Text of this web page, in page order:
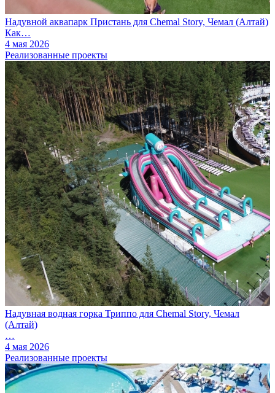
Надувной аквапарк Пристань для Chemal Story, Чемал (Алтай)
Как…
4 мая 2026
Реализованные проекты
Надувная водная горка Триппо для Chemal Story, Чемал
(Алтай)
…
4 мая 2026
Реализованные проекты